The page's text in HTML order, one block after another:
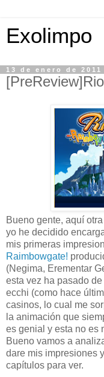
Exolimpo
13 de enero de 2011
Bueno gente, aquí
yo he decidido
mis primeras
Raimbowgate!
(Negima, Erementar
esta vez ha pasado
ecchi (como hace
casinos, lo cual me
la animación que
es genial y esta no es
Bueno vamos a
dare mis impresiones
capítulos para ver.